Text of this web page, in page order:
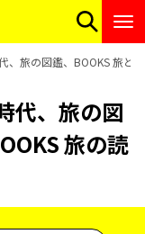
、旅の図鑑、BOOKS 旅と
代、旅の図
旅の読